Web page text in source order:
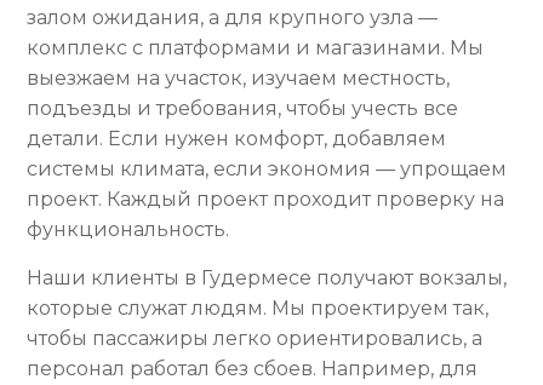
залом ожидания, а для крупного узла —
комплекс с платформами и магазинами. Мы
выезжаем на участок, изучаем местность,
подъезды и требования, чтобы учесть все
детали. Если нужен комфорт, добавляем
системы климата, если экономия — упрощаем
проект. Каждый проект проходит проверку на
функциональность.
Наши клиенты в Гудермесе получают вокзалы,
которые служат людям. Мы проектируем так,
чтобы пассажиры легко ориентировались, а
персонал работал без сбоев. Например, для